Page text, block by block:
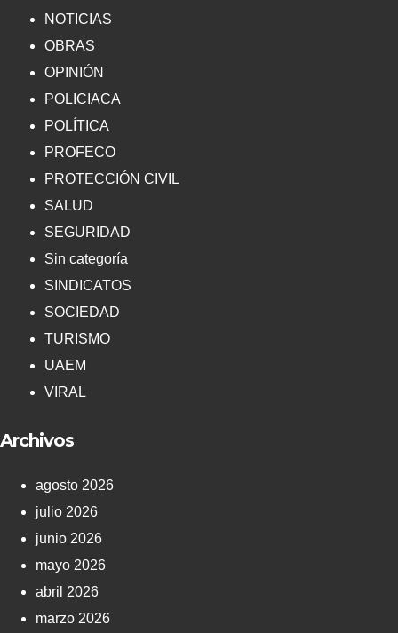
NOTICIAS
OBRAS
OPINIÓN
POLICIACA
POLÍTICA
PROFECO
PROTECCIÓN CIVIL
SALUD
SEGURIDAD
Sin categoría
SINDICATOS
SOCIEDAD
TURISMO
UAEM
VIRAL
Archivos
agosto 2026
julio 2026
junio 2026
mayo 2026
abril 2026
marzo 2026